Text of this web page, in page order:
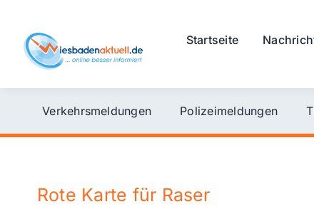
content
Startseite
Verkehrsmeldungen Polizeimeldungen
Rote Karte für Raser